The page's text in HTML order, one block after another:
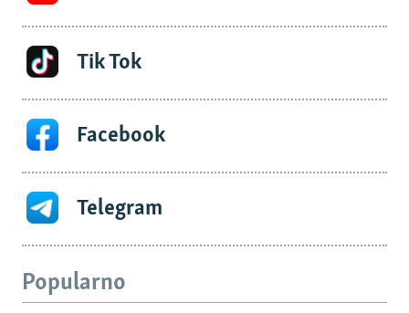
Tik Tok
Facebook
Telegram
Popularno